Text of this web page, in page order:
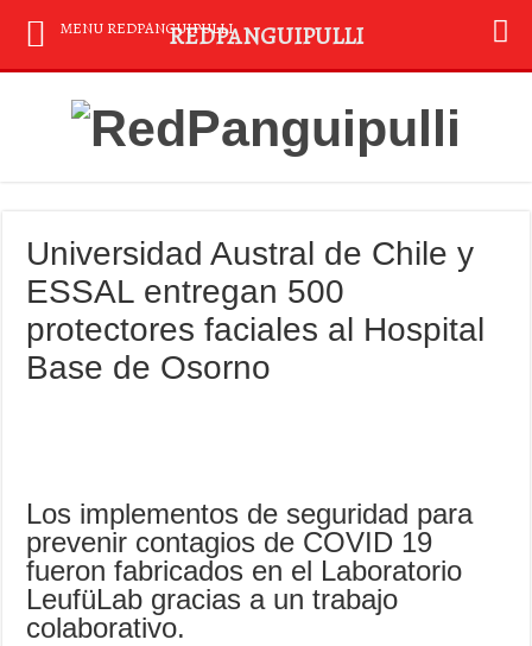
Universidad Austral de Chile y
ESSAL entregan 500
protectores faciales al Hospital
Base de Osorno
Los implementos de seguridad para
prevenir contagios de COVID 19
fueron fabricados en el Laboratorio
LeufüLab gracias a un trabajo
colaborativo.
MENU REDPANGUIPULLIREDPANGUIPULLI